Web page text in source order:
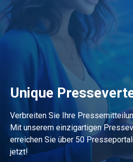
Unique
Verbreiten Sie Ihre
Mit unserem einzigartigen
erreichen Sie über 50
jetzt!